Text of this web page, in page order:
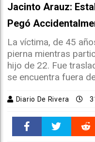
Jacinto Arauz:
Pegó
La víctima, de 45
pierna mientras
hijo de 22. Fue
se encuentra fuera
Diario De Rivera